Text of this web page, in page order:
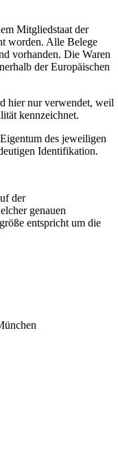
Mitgliedstaat der
worden. Alle Belege
vorhanden. Die Waren
der Europäischen
hier nur verwendet, weil
kennzeichnet.
des jeweiligen
Identifikation.
der
genauen
entspricht um die